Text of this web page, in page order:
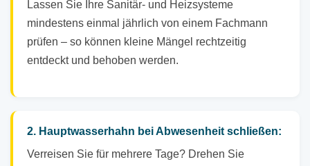
Lassen Sie Ihre Sanitär- und Heizsysteme
mindestens einmal jährlich von einem Fachmann
prüfen – so können kleine Mängel rechtzeitig
entdeckt und behoben werden.
2. Hauptwasserhahn bei Abwesenheit schließen:
Verreisen Sie für mehrere Tage? Drehen Sie